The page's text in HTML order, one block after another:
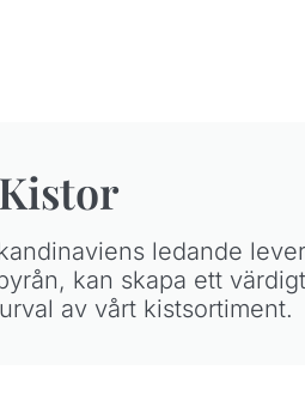
Kistor
ledande
kan skapa ett
av vårt kistsortiment.